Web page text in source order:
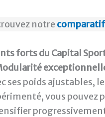
notre comparatif
forts du Capital
ses poids ajustables, le
vous pouvez